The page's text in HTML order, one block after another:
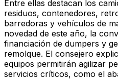
Entre ellas destacan los
residuos, contenedores,
barredoras y vehículos de
novedad de este año, la
financiación de dumpers y
remolque. El consejero
equipos permitirán agilizar
servicios críticos, como el